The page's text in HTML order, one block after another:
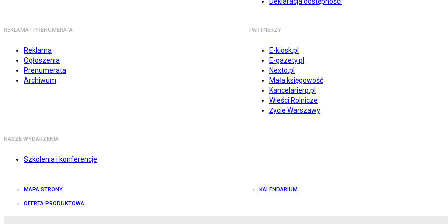
REKLAMA I PRENUMERATA
Reklama
Ogłoszenia
Prenumerata
Archiwum
PARTNERZY
E-kiosk.pl
E-gazety.pl
Nexto.pl
Mała księgowość
Kancelarierp.pl
Wieści Rolnicze
Życie Warszawy
NASZE WYDARZENIA
Szkolenia i konferencje
MAPA STRONY KALENDARIUM
OFERTA PRODUKTOWA